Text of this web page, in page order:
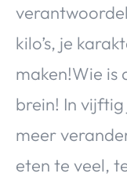
kilo’s, je
maken!Wie is
brein! In
meer
eten te veel,